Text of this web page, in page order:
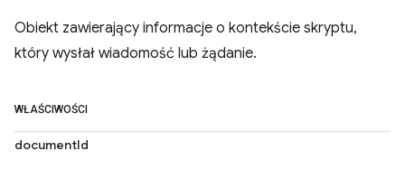
Obiekt zawierający informacje o kontekście skryptu,
który wysłał wiadomość lub żądanie.
WŁAŚCIWOŚCI
documentId